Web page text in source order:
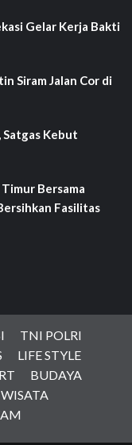
Gelar Kerja Bakti
Siram Jalan Cor di
Kebut
Bersama
Fasilitas
TNI POLRI
LIFE STYLE
BUDAYA
WISATA